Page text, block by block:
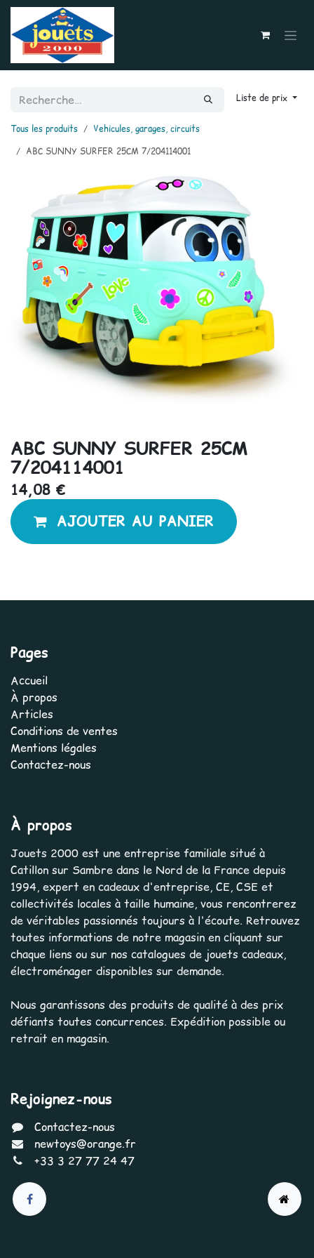
Se rendre au contenu
Liste de prix
Tous les produits
Vehicules, garages, circuits
ABC SUNNY SURFER 25CM 7/204114001
ABC SUNNY SURFER 25CM
7/204114001
14,08 €
AJOUTER AU PANIER
Pages
Accueil
À propos
Articles
Conditions de ventes
Mentions légales
Contactez-nous
À propos
Jouets 2000 est une entreprise familiale situé à
Catillon sur Sambre dans le Nord de la France depuis
1994, expert en cadeaux d'entreprise, CE, CSE et
collectivités locales à taille humaine, vous rencontrerez
de véritables passionnés toujours à l'écoute. Retrouvez
toutes informations de notre magasin en cliquant sur
chaque liens ou sur nos catalogues de jouets cadeaux,
électroménager disponibles sur demande.
Nous garantissons des produits de qualité à des prix
défiants toutes concurrences. Expédition possible ou
retrait en magasin.
Rejoignez-nous
Contactez-nous
newtoys@orange.fr
+33 3 27 77 24 47